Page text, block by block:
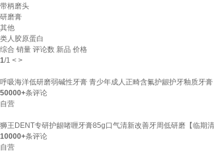
带柄磨头
研磨膏
其他
类人胶原蛋白
综合 销量 评论数 新品 价格
1/1 < >
呼吸海洋低研磨弱碱性牙膏 青少年成人正畸含氟护龈护牙釉质牙
50000+条评论
自营
狮王DENT专研护龈啫喱牙膏85g口气清新改善牙周低研磨【临期清
10000+条评论
自营